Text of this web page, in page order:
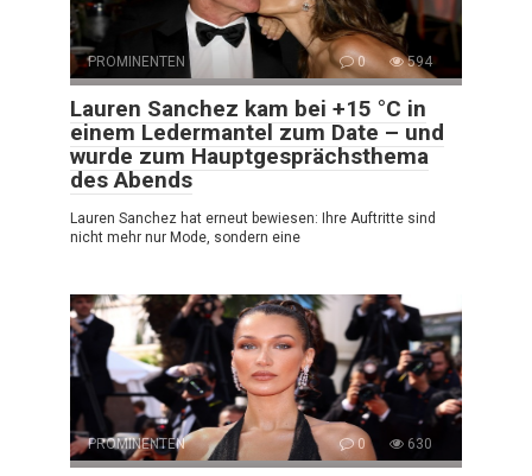
PROMINENTEN 0 594
Lauren Sanchez kam bei +15 °C in
einem Ledermantel zum Date – und
wurde zum Hauptgesprächsthema
des Abends
Lauren Sanchez hat erneut bewiesen: Ihre Auftritte sind
nicht mehr nur Mode, sondern eine
PROMINENTEN 0 630